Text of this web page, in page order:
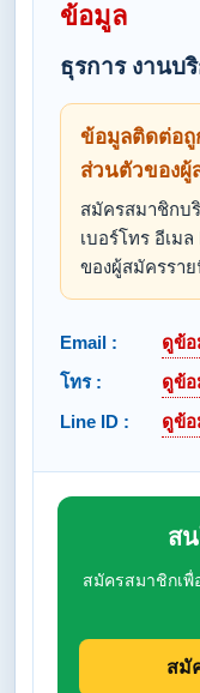
ข้อมูล
ธุรการ งานบ
ข้อมูลติดต่อถู
ส่วนตัวของผู้
สมัครสมาชิกบ
เบอร์โทร อีเม
ของผู้สมัครรา
Email :
ดูข้อ
โทร :
ดูข้อ
Line ID :
ดูข้อ
ส
สมัครสมาชิกเ
สมั